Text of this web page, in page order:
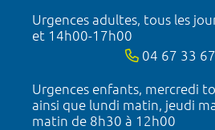
Urgences adultes, tous les
et 14h00-17h00
04 67 33
Urgences enfants, mercredi
ainsi que lundi matin, jeudi
matin de 8h30 à 12h00